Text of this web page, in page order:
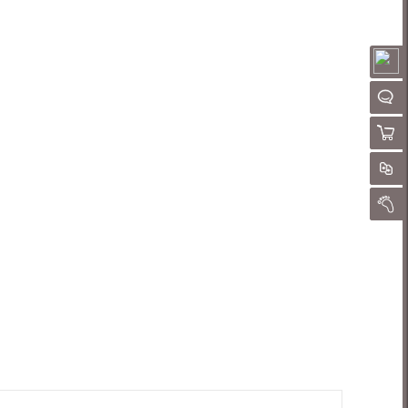
QQ
购物
对
我的